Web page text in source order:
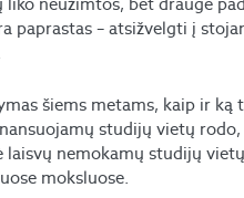
paprastas – atsižvelgti į
šiems metams, kaip ir
studijų vietų
laisvų nemokamų studijų
moksluose.